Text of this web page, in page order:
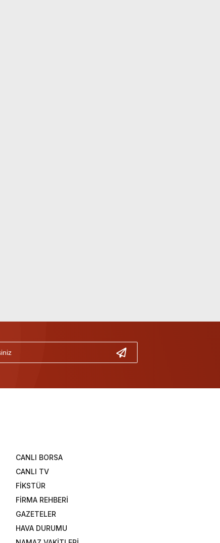
CANLI BORSA
CANLI TV
FİKSTÜR
FİRMA REHBERİ
GAZETELER
HAVA DURUMU